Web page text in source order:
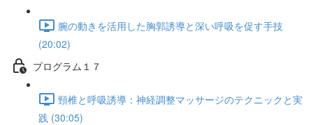
腕の動きを活用した胸郭誘導と深い呼吸を促す手技
(20:02)
プログラム１７
頸椎と呼吸誘導：神経調整マッサージのテクニックと実
践 (30:05)